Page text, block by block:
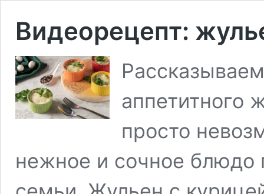
Видеорецепт:
аппетитного
просто
нежное и сочное блюдо